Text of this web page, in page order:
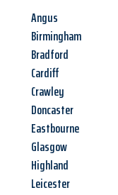
Angus
Birmingham
Bradford
Cardiff
Crawley
Doncaster
Eastbourne
Glasgow
Highland
Leicester